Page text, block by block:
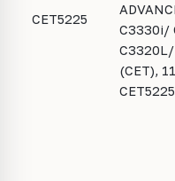
CET5225
C3330i/
(CET),
CET5225